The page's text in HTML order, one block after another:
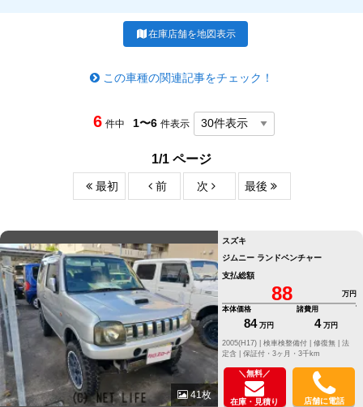
在庫店舗を地図表示
この車種の関連記事をチェック！
6 件中 1〜6 件表示
1/1 ページ
最初 前 次 最後
41枚
スズキ
ジムニー ランドベンチャー
支払総額
88
万円
本体価格
84 万円
諸費用
4 万円
修復無 | 法
定含 | 保証付・3ヶ月・3千km
＼無料／
在庫・見積り 店舗に電話